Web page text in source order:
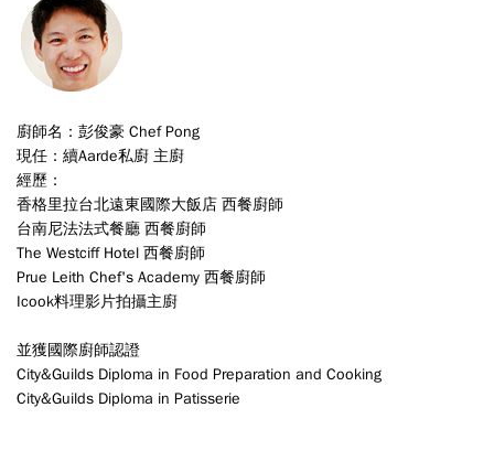
廚師名：彭俊豪 Chef Pong
現任 ： 續Aarde私廚 主廚
經歷 ：
香格里拉台北遠東國際大飯店 西餐廚師
台南尼法法式餐廳 西餐廚師
The Westciff Hotel 西餐廚師
Prue Leith Chef's Academy 西餐廚師
Icook料理影片拍攝主廚
並獲國際廚師認證
City&Guilds Diploma in Food Preparation and Cooking
City&Guilds Diploma in Patisserie